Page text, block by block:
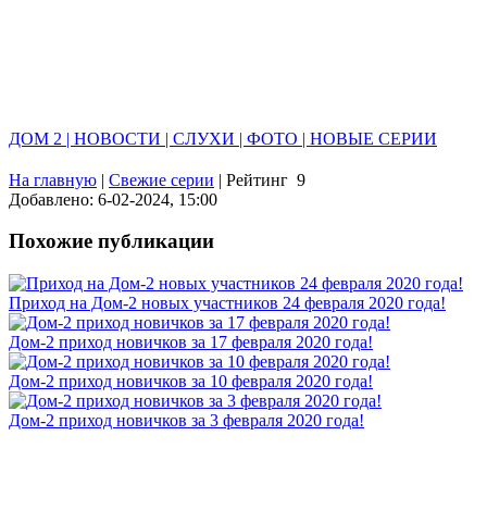
ДОМ 2 | НОВОСТИ | СЛУХИ | ФОТО | НОВЫЕ СЕРИИ
На главную | Свежие серии | Рейтинг 9
Добавлено: 6-02-2024, 15:00
Похожие публикации
Приход на Дом-2 новых участников 24 февраля 2020 года!
Дом-2 приход новичков за 17 февраля 2020 года!
Дом-2 приход новичков за 10 февраля 2020 года!
Дом-2 приход новичков за 3 февраля 2020 года!